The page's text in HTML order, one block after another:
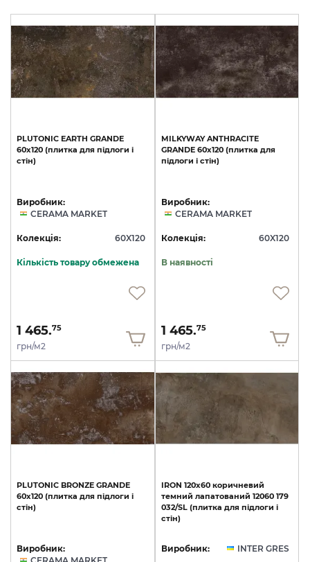
PLUTONIC EARTH GRANDE
60х120 (плитка для підлоги і
стін)
Виробник:
CERAMA MARKET
Колекція: 60X120
Кількість товару обмежена
1 465.75
грн/м2
MILKYWAY ANTHRACITE
GRANDE 60х120 (плитка для
підлоги і стін)
Виробник:
CERAMA MARKET
Колекція: 60X120
В наявності
1 465.75
грн/м2
PLUTONIC BRONZE GRANDE
60х120 (плитка для підлоги і
стін)
Виробник:
IRON 120х60 коричневий
темний лапатований 12060 179
032/SL (плитка для підлоги і
стін)
Виробник: INTER GRES